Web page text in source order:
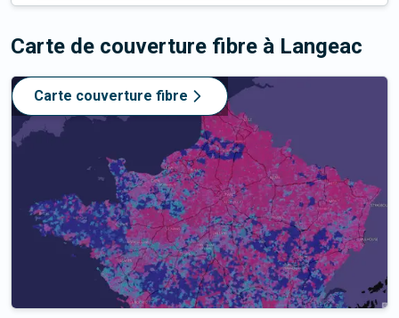
Carte de couverture fibre à Langeac
Carte couverture fibre